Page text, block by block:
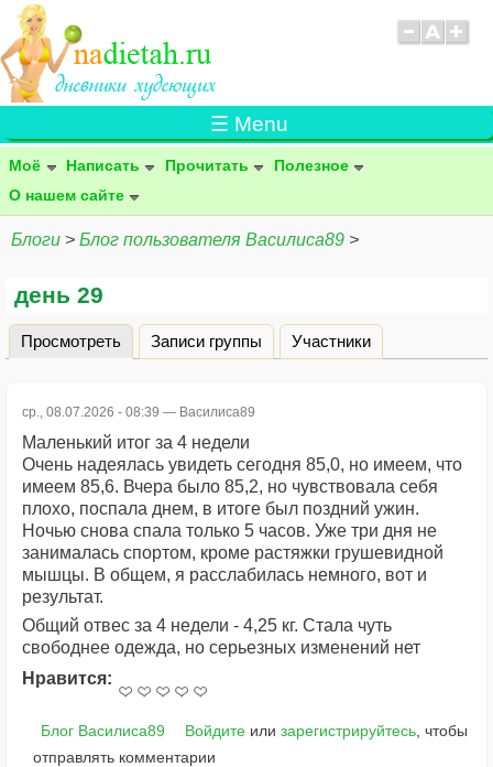
☰ Menu
Моё Написать Прочитать
Полезное
О нашем сайте
Блоги > Блог пользователя Василиса89 >
день 29
Главные вкладки
Просмотреть (активная вкладка)
Записи группы Участники
ср., 08.07.2026 - 08:39 — Василиса89
Маленький итог за 4 недели
Очень надеялась увидеть сегодня 85,0, но имеем, что
имеем 85,6. Вчера было 85,2, но чувствовала себя
плохо, поспала днем, в итоге был поздний ужин.
Ночью снова спала только 5 часов. Уже три дня не
занималась спортом, кроме растяжки грушевидной
мышцы. В общем, я расслабилась немного, вот и
результат.
Общий отвес за 4 недели - 4,25 кг. Стала чуть
свободнее одежда, но серьезных изменений нет
Нравится:
Блог Василиса89 Войдитеили зарегистрируйтесь, чтобы
отправлять комментарии